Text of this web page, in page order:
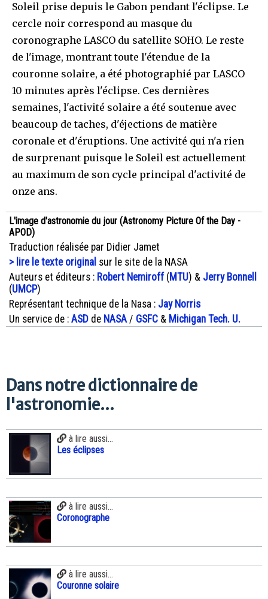
Soleil prise depuis le Gabon pendant l'éclipse. Le
cercle noir correspond au masque du
coronographe LASCO du satellite SOHO. Le reste
de l'image, montrant toute l'étendue de la
couronne solaire, a été photographié par LASCO
10 minutes après l'éclipse. Ces dernières
semaines, l'activité solaire a été soutenue avec
beaucoup de taches, d'éjections de matière
coronale et d'éruptions. Une activité qui n'a rien
de surprenant puisque le Soleil est actuellement
au maximum de son cycle principal d'activité de
onze ans.
L'image d'astronomie du jour (Astronomy Picture Of the Day -
APOD)
Traduction réalisée par Didier Jamet
> lire le texte original sur le site de la NASA
Auteurs et éditeurs : Robert Nemiroff( MTU) & Jerry Bonnell
(UMCP)
Représentant technique de la Nasa : Jay Norris
Un service de : ASD de NASA/ GSFC & Michigan Tech. U.
Dans notre dictionnaire de
l'astronomie...
à lire aussi...
Les éclipses
à lire aussi...
Coronographe
à lire aussi...
Couronne solaire